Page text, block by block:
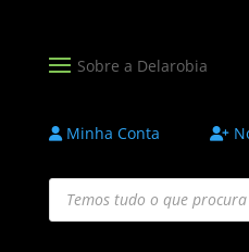
Minha Conta
Products
search